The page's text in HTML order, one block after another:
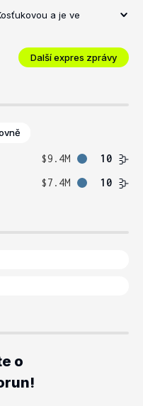
a je ve
Další expres zprávy
$9.4M
10
$7.4M 10
o